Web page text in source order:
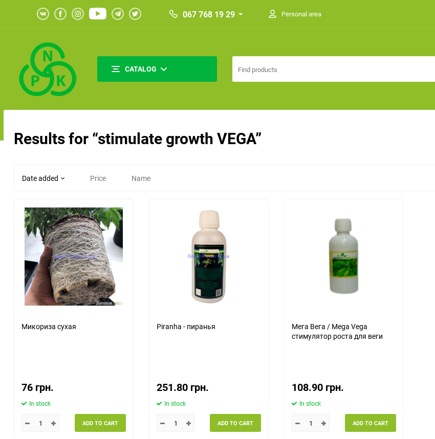
067 768 19 29 Personal area
CATALOG
Results for “stimulate growth VEGA”
Date added Price Name
Микориза сухая
76 грн.
In stock
ADD TO CART
Piranha - пиранья
251.80 грн.
In stock
ADD TO CART
Мега Вега / Mega Vega
стимулятор роста для веги
108.90 грн.
In stock
ADD TO CART